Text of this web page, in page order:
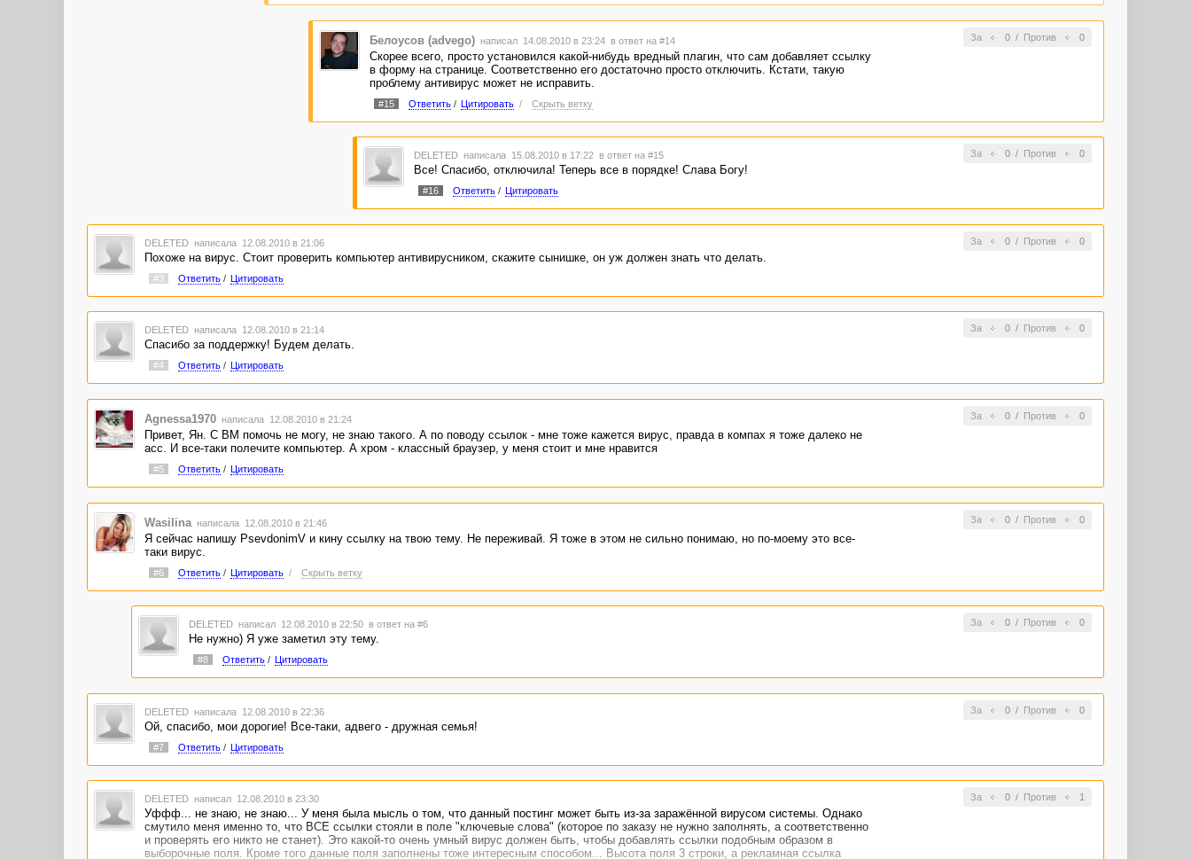
За 0/ Против 0
Белоусов (advego) написал 14.08.2010 в 23:24 в ответ на #14
Скорее всего, просто установился какой-нибудь вредный плагин, что сам добавляет ссылку
в форму на странице. Соответственно его достаточно просто отключить. Кстати, такую
проблему антивирус может не исправить.
#15 Ответить/ Цитировать / Скрыть ветку
За 0/ Против 0
DELETED написала 15.08.2010 в 17:22 в ответ на #15
Все! Спасибо, отключила! Теперь все в порядке! Слава Богу!
#16 Ответить/ Цитировать
За 0/ Против 0
DELETED написала 12.08.2010 в 21:06
Похоже на вирус. Стоит проверить компьютер антивирусником, скажите сынишке, он уж должен знать что делать.
#3 Ответить/ Цитировать
За 0/ Против 0
DELETED написала 12.08.2010 в 21:14
Спасибо за поддержку! Будем делать.
#4 Ответить/ Цитировать
За 0/ Против 0
Agnessa1970 написала 12.08.2010 в 21:24
Привет, Ян. С ВМ помочь не могу, не знаю такого. А по поводу ссылок - мне тоже кажется вирус, правда в компах я тоже далеко не
асс. И все-таки полечите компьютер. А хром - классный браузер, у меня стоит и мне нравится
#5 Ответить/ Цитировать
За 0/ Против 0
Wasilina написала 12.08.2010 в 21:46
Я сейчас напишу PsevdonimV и кину ссылку на твою тему. Не переживай. Я тоже в этом не сильно понимаю, но по-моему это все-
таки вирус.
#6 Ответить/ Цитировать / Скрыть ветку
За 0/ Против 0
DELETED написал 12.08.2010 в 22:50 в ответ на #6
Не нужно) Я уже заметил эту тему.
#8 Ответить/ Цитировать
За 0/ Против 0
DELETED написала 12.08.2010 в 22:36
Ой, спасибо, мои дорогие! Все-таки, адвего - дружная семья!
#7 Ответить/ Цитировать
За 0/ Против 1
DELETED написал 12.08.2010 в 23:30
Уффф... не знаю, не знаю... У меня была мысль о том, что данный постинг может быть из-за заражённой вирусом системы. Однако
смутило меня именно то, что ВСЕ ссылки стояли в поле "ключевые слова" (которое по заказу не нужно заполнять, а соответственно
и проверять его никто не станет). Это какой-то очень умный вирус должен быть, чтобы добавлять ссылки подобным образом в
выборочные поля. Кроме того данные поля заполнены тоже интересным способом... Высота поля 3 строки, а рекламная ссылка